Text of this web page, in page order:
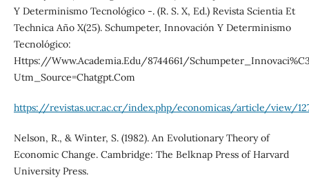
Y Determinismo Tecnológico -. (R. S. X, Ed.) Revista Scientia Et
Technica Año X(25). Schumpeter, Innovación Y Determinismo
Tecnológico:
Https://Www.Academia.Edu/8744661/
Utm_Source=Chatgpt.Com
https://revistas.ucr.ac.cr/index.php/economicas/article/view/
Nelson, R., & Winter, S. (1982). An Evolutionary Theory of
Economic Change. Cambridge: The Belknap Press of Harvard
University Press.